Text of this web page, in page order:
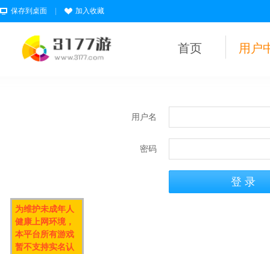
保存到桌面 加入收藏
首页 用户
用户名
密码
为维护未成年人
健康上网环境，
本平台所有游戏
暂不支持实名认